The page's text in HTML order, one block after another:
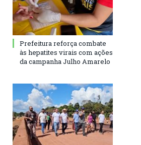
Prefeitura reforça combate
às hepatites virais com ações
da campanha Julho Amarelo